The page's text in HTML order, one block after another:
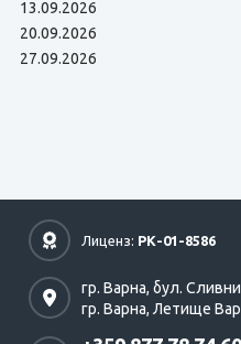
13.09.2026
20.09.2026
27.09.2026
Лиценз: РК-01-8586
гр. Варна, бул.
гр. Варна, Летище